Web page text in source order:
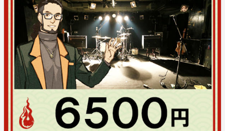
・37.5度以上ある方はご来場をお控えください。また、
途中体調がすぐれない場合は近くのスタッフにお声がけ
ください。
・収録中の写真撮影はＮＧとなります。
今回集まった金額は「神巫詞-KAMIUTA-」の今後の活
動費として、楽曲制作、ＰＶ制作、配信番組やイベン